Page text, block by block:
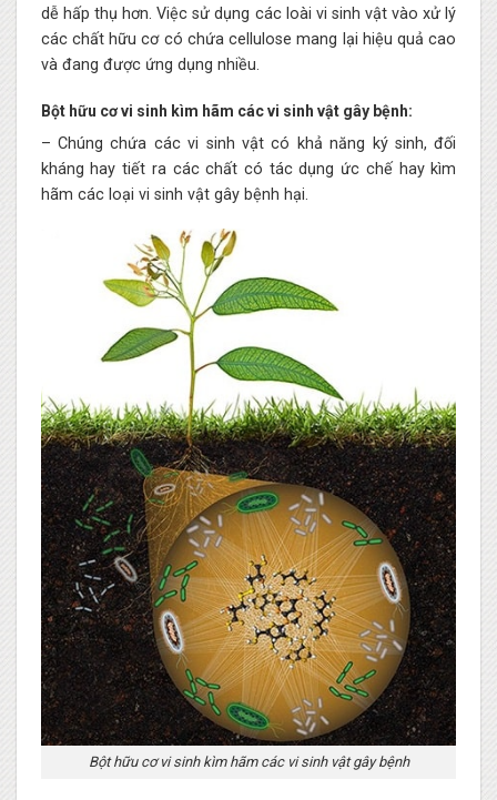
dễ hấp thụ hơn. Việc sử dụng các loài vi sinh vật vào xử lý
các chất hữu cơ có chứa cellulose mang lại hiệu quả cao
và đang được ứng dụng nhiều.
Bột hữu cơ vi sinh kìm hãm các vi sinh vật gây bệnh:
– Chúng chứa các vi sinh vật có khả năng ký sinh, đối
kháng hay tiết ra các chất có tác dụng ức chế hay kìm
hãm các loại vi sinh vật gây bệnh hại.
Bột hữu cơ vi sinh kìm hãm các vi sinh vật gây bệnh